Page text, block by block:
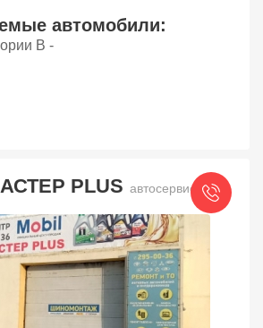
автомобили:
В -
PLUS автосервис